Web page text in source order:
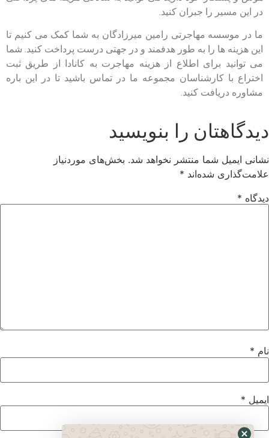
در این مسیر را جبران کنید.
ما در موسسه مهاجرتی رامین میرزادگان به شما کمک می کنیم تا
این هزینه ها را به طور هدفمند و در جهتی درست پرداخت کنید. شما
می توانید برای اطلاع از هزینه مهاجرت به کانادا از طریق ثبت
اختراع با کارشناسان مجموعه ما در تماس باشید تا در این باره
مشاوره دریافت کنید.
دیدگاهتان را بنویسید
نشانی ایمیل شما منتشر نخواهد شد. بخش‌های موردنیاز
علامت‌گذاری شده‌اند *
دیدگاه *
نام *
ایمیل *